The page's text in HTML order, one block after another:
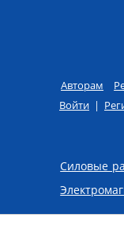
Авторам
Войти |
Skip to
Силовые